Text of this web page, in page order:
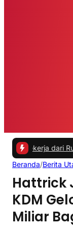
dari Rumah|#2 -
Beranda/Berita
Hattrick
KDM
Miliar